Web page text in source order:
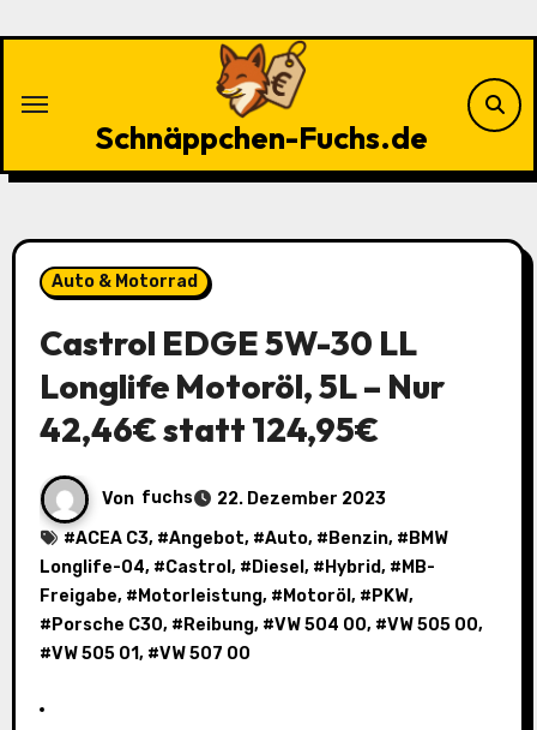
Schnäppchen-Fuchs.de
Auto & Motorrad
Castrol EDGE 5W-30 LL
Longlife Motoröl, 5L – Nur
42,46€ statt 124,95€
Von fuchs
22. Dezember 2023
#ACEA C3, #Angebot, #Auto, # Benzin, # BMW
Longlife-04, #Castrol , # Diesel , # Hybrid, # MB-
Freigabe, # Motorleistung, # Motoröl , # PKW,
# Porsche C30, # Reibung, #VW 504 00, #VW 505 00,
#VW 505 01, #VW 507 00